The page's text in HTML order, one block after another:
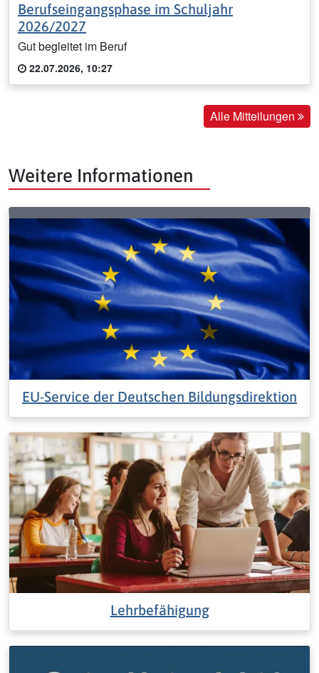
Berufseingangsphase im Schuljahr
2026/2027
Gut begleitet im Beruf
22.07.2026, 10:27
Alle Mitteilungen
Weitere Informationen
EU-Service der Deutschen Bildungsdirektion
Lehrbefähigung